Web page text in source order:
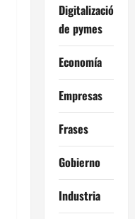
Digitalización
de pymes
Economía
Empresas
Frases
Gobierno
Industria